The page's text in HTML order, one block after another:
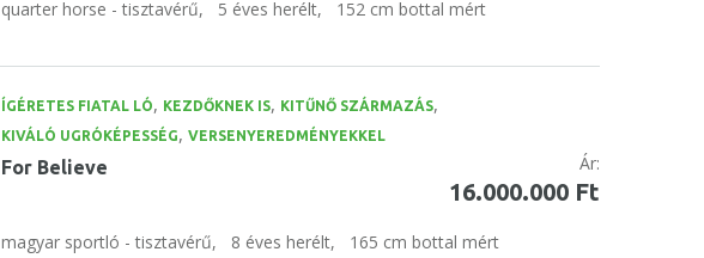
quarter horse - tisztavérű, 5 éves herélt, 152 cm bottal mért
ÍGÉRETES FIATAL LÓ, KEZDŐKNEK IS, KITŰNŐ SZÁRMAZÁS,
KIVÁLÓ UGRÓKÉPESSÉG, VERSENYEREDMÉNYEKKEL
For Believe Ár:
16.000.000 Ft
magyar sportló - tisztavérű, 8 éves herélt, 165 cm bottal mért